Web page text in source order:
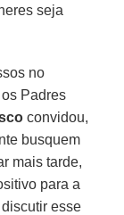
seja
no
Padres
convidou,
busquem
mais tarde,
para a
esse